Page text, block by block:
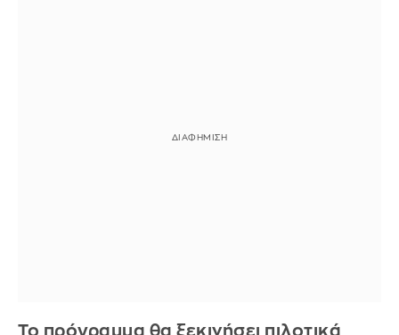
Το πρόγραμμα θα ξεκινήσει πιλοτικά